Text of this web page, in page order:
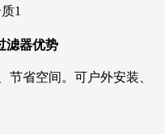
滤器优势
节省空间。可户外安装、